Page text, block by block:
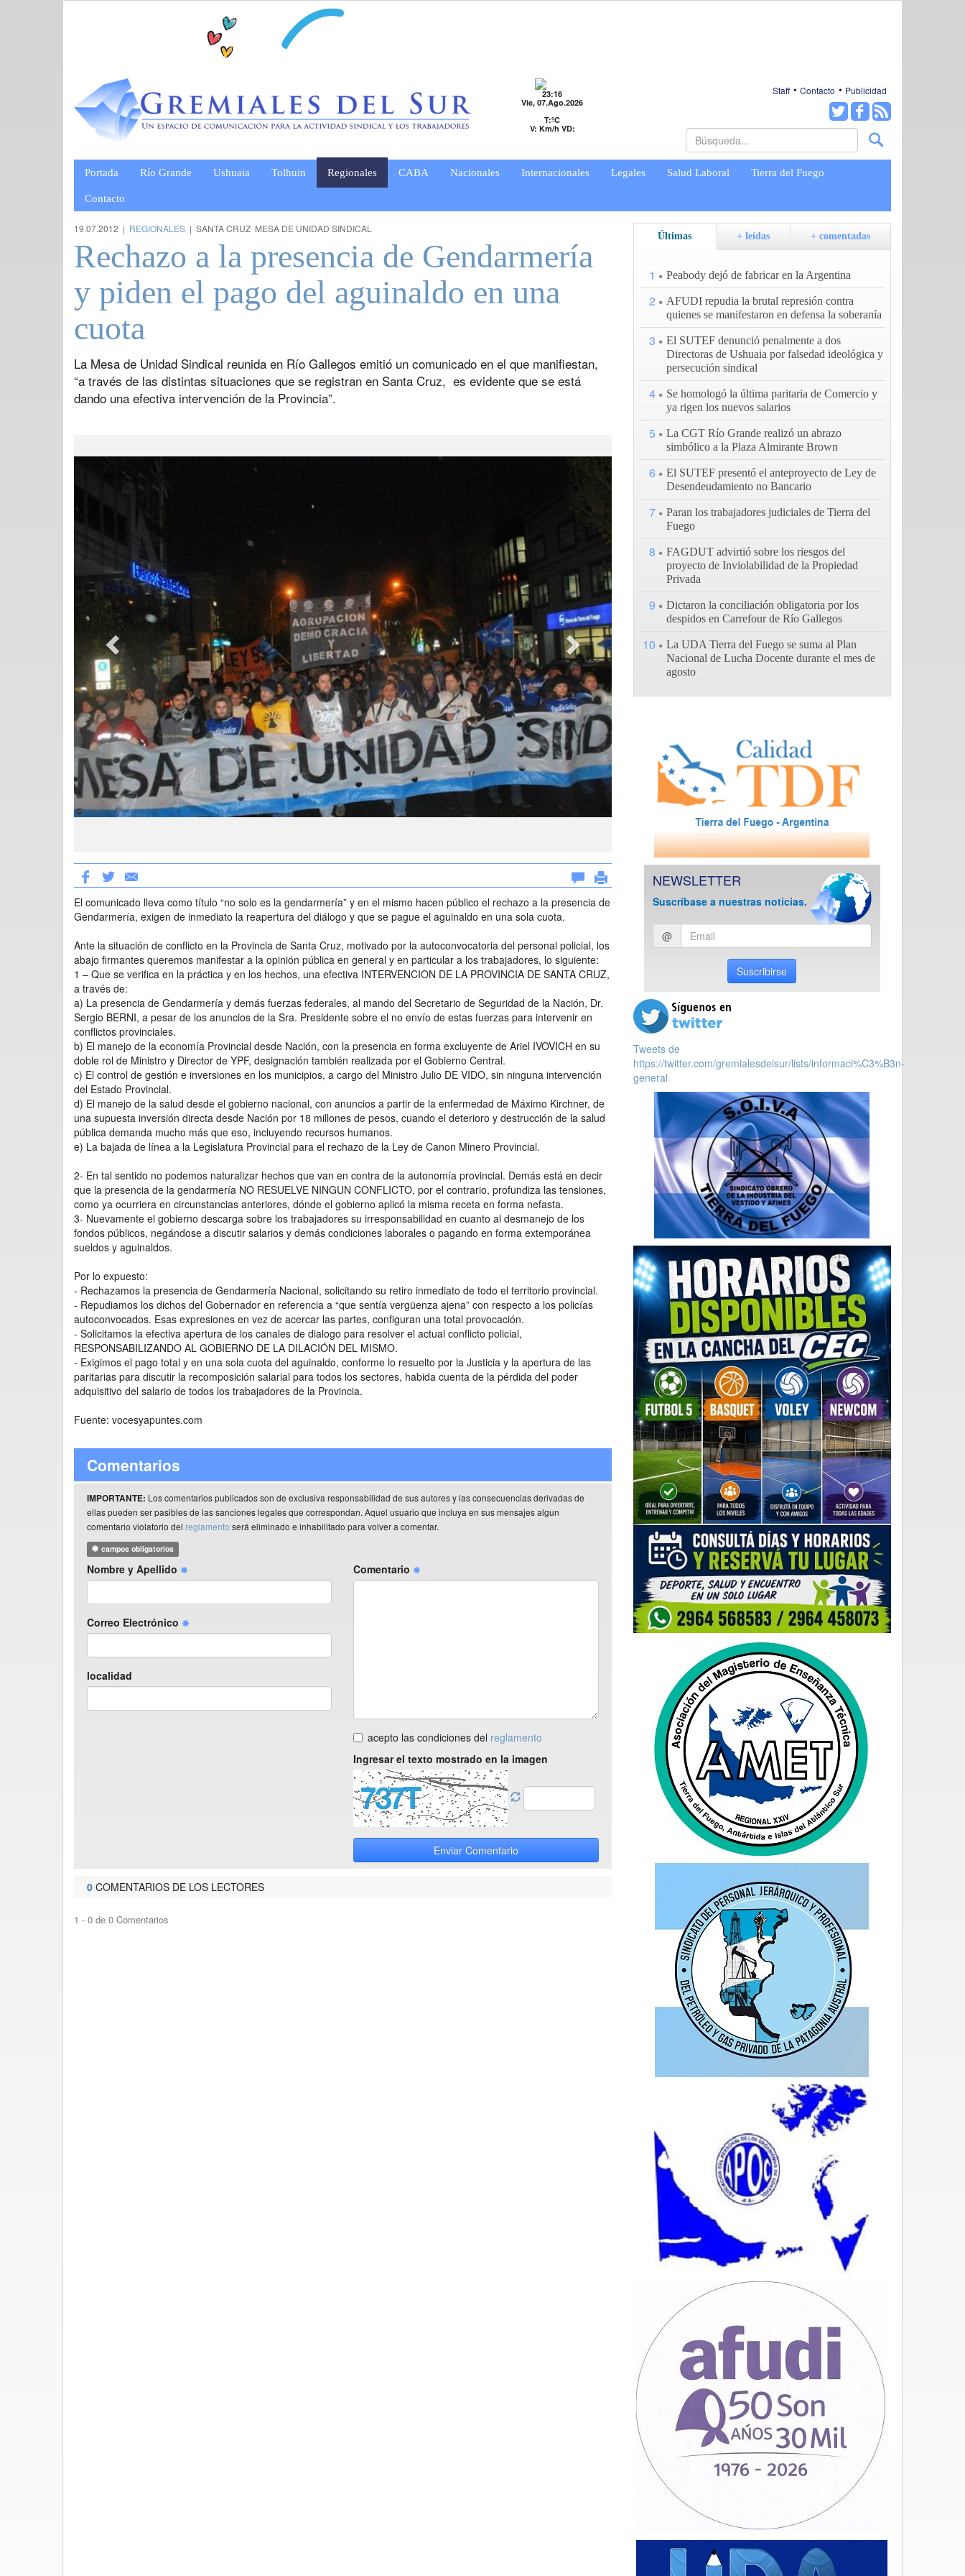
23:16
Vie, 07.Ago.2026
T:ºC
V: Km/h VD:
Staff Contacto Publicidad
Portada Río Grande Ushuaia Tolhuin Regionales CABA Nacionales Internacionales Legales Salud Laboral Tierra del Fuego
Contacto
19.07.2012 | REGIONALES | SANTA CRUZ  MESA DE UNIDAD SINDICAL
Rechazo a la presencia de Gendarmería
y piden el pago del aguinaldo en una
cuota
La Mesa de Unidad Sindical reunida en Río Gallegos emitió un comunicado en el que manifiestan,
“a través de las distintas situaciones que se registran en Santa Cruz, es evidente que se está
dando una efectiva intervención de la Provincia”.
El comunicado lleva como título “no solo es la gendarmería” y en el mismo hacen público el rechazo a la presencia de
Gendarmería, exigen de inmediato la reapertura del diálogo y que se pague el aguinaldo en una sola cuota.
Ante la situación de conflicto en la Provincia de Santa Cruz, motivado por la autoconvocatoria del personal policial, los
abajo firmantes queremos manifestar a la opinión pública en general y en particular a los trabajadores, lo siguiente:
1 – Que se verifica en la práctica y en los hechos, una efectiva INTERVENCION DE LA PROVINCIA DE SANTA CRUZ,
a través de:
a) La presencia de Gendarmería y demás fuerzas federales, al mando del Secretario de Seguridad de la Nación, Dr.
Sergio BERNI, a pesar de los anuncios de la Sra. Presidente sobre el no envío de estas fuerzas para intervenir en
conflictos provinciales.
b) El manejo de la economía Provincial desde Nación, con la presencia en forma excluyente de Ariel IVOVICH en su
doble rol de Ministro y Director de YPF, designación también realizada por el Gobierno Central.
c) El control de gestión e inversiones en los municipios, a cargo del Ministro Julio DE VIDO, sin ninguna intervención
del Estado Provincial.
d) El manejo de la salud desde el gobierno nacional, con anuncios a partir de la enfermedad de Máximo Kirchner, de
una supuesta inversión directa desde Nación por 18 millones de pesos, cuando el deterioro y destrucción de la salud
pública demanda mucho más que eso, incluyendo recursos humanos.
e) La bajada de línea a la Legislatura Provincial para el rechazo de la Ley de Canon Minero Provincial.
2- En tal sentido no podemos naturalizar hechos que van en contra de la autonomía provincial. Demás está en decir
que la presencia de la gendarmería NO RESUELVE NINGUN CONFLICTO, por el contrario, profundiza las tensiones,
como ya ocurriera en circunstancias anteriores, dónde el gobierno aplicó la misma receta en forma nefasta.
3- Nuevamente el gobierno descarga sobre los trabajadores su irresponsabilidad en cuanto al desmanejo de los
fondos públicos, negándose a discutir salarios y demás condiciones laborales o pagando en forma extemporánea
sueldos y aguinaldos.
Por lo expuesto:
- Rechazamos la presencia de Gendarmería Nacional, solicitando su retiro inmediato de todo el territorio provincial.
- Repudiamos los dichos del Gobernador en referencia a “que sentía vergüenza ajena” con respecto a los policías
autoconvocados. Esas expresiones en vez de acercar las partes, configuran una total provocación.
- Solicitamos la efectiva apertura de los canales de dialogo para resolver el actual conflicto policial,
RESPONSABILIZANDO AL GOBIERNO DE LA DILACIÓN DEL MISMO.
- Exigimos el pago total y en una sola cuota del aguinaldo, conforme lo resuelto por la Justicia y la apertura de las
paritarias para discutir la recomposición salarial para todos los sectores, habida cuenta de la pérdida del poder
adquisitivo del salario de todos los trabajadores de la Provincia.
Fuente: vocesyapuntes.com
Comentarios
IMPORTANTE: Los comentarios publicados son de exclusiva responsabilidad de sus autores y las consecuencias derivadas de
ellas pueden ser pasibles de las sanciones legales que correspondan. Aquel usuario que incluya en sus mensajes algun
comentario violatorio del reglamento será eliminado e inhabilitado para volver a comentar.
campos obligatorios
Nombre y Apellido
Correo Electrónico
localidad
Comentario
acepto las condiciones del reglamento
Ingresar el texto mostrado en la imagen
Enviar Comentario
0 COMENTARIOS DE LOS LECTORES
1 - 0 de 0 Comentarios
Últimas + leídas + comentadas
1 Peabody dejó de fabricar en la Argentina
2
AFUDI repudia la brutal represión contra
quienes se manifestaron en defensa la soberanía
3
El SUTEF denunció penalmente a dos
Directoras de Ushuaia por falsedad ideológica y
persecución sindical
4
Se homologó la última paritaria de Comercio y
ya rigen los nuevos salarios
5
La CGT Río Grande realizó un abrazo
simbólico a la Plaza Almirante Brown
6
El SUTEF presentó el anteproyecto de Ley de
Desendeudamiento no Bancario
7
Paran los trabajadores judiciales de Tierra del
Fuego
8
FAGDUT advirtió sobre los riesgos del
proyecto de Inviolabilidad de la Propiedad
Privada
9
Dictaron la conciliación obligatoria por los
despidos en Carrefour de Río Gallegos
10
La UDA Tierra del Fuego se suma al Plan
Nacional de Lucha Docente durante el mes de
agosto
NEWSLETTER
Suscríbase a nuestras noticias.
Ingresar
email
@
Suscribirse
Tweets de
https://twitter.com/gremialesdelsur/lists/informaci%C3%B3n-
general